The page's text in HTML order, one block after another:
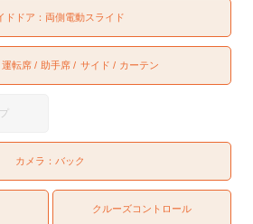
ドドア： 両側電動スライド
運転席 助手席 サイド カーテン
カメラ： バック
クルーズコントロール